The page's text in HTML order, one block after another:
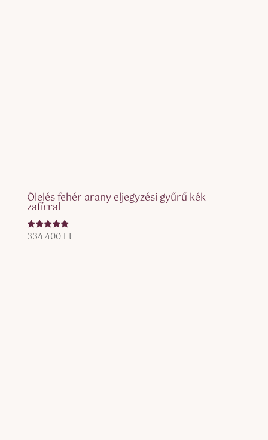
Ölelés fehér arany eljegyzési gyűrű kék
zafírral
Értékelés:
334.400 Ft